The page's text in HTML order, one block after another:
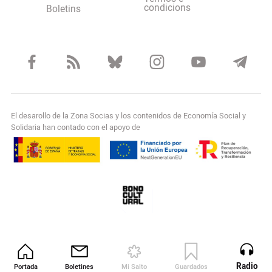
Portada Boletines Mi Salto Guardados Revista
Radio
Boletins condicions
El desarollo de la Zona Socias y los contenidos de Economía Social y
Solidaria han contado con el apoyo de